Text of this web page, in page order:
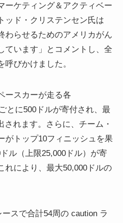
ーケティング＆アクティベー
ッド・クリステンセン氏は
わらせるためのアメリカがん
ています」とコメントし、全
呼びかけました。
ースカーが走る各
とに500ドルが寄付され、最
されます。さらに、チーム・
がトップ10フィニッシュを果
ル（上限25,000ドル）が寄
れにより、最大50,000ドルの
スで合計54周の caution ラ